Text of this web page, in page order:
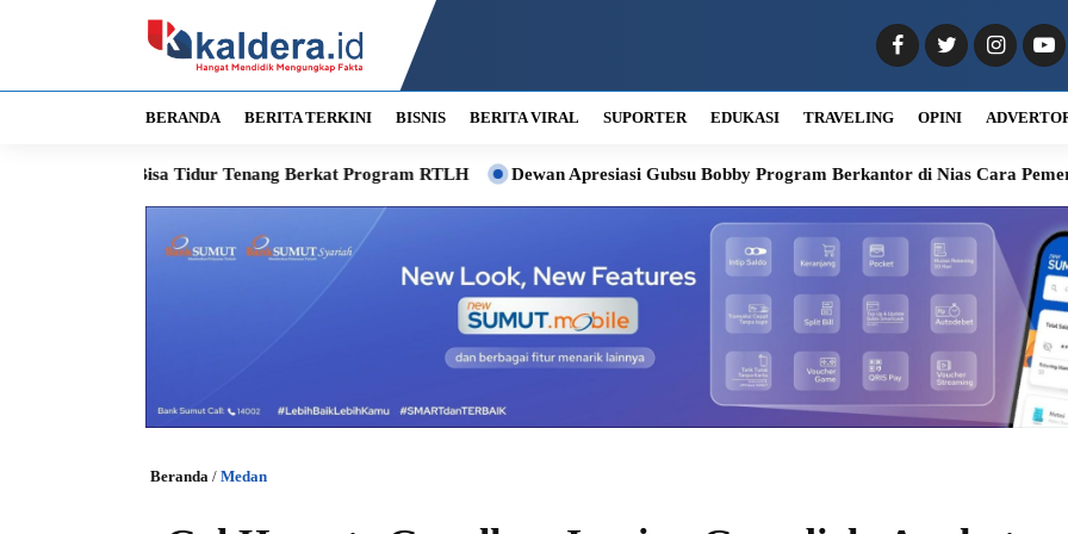
BERANDA BERITA TERKINI BISNIS BERITA VIRAL SUPORTER EDUKASI TRAVELING OPINI
Bisa Tidur Tenang Berkat Program RTLH Dewan Apresiasi Gubsu Bobby Program Berkantor di Nias Cara Pemerintah
Beranda / Medan